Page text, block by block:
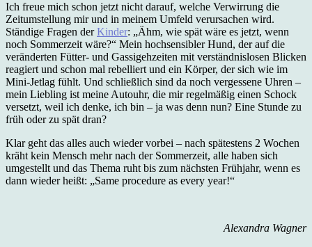
Ich freue mich schon jetzt nicht darauf, welche Verwirrung die
Zeitumstellung mir und in meinem Umfeld verursachen wird.
Ständige Fragen derKinder: „Ähm, wie spät wäre es jetzt, wenn
noch Sommerzeit wäre?“ Mein hochsensibler Hund, der auf die
veränderten Fütter- und Gassigehzeiten mit verständnislosen Blicken
reagiert und schon mal rebelliert und ein Körper, der sich wie im
Mini-Jetlag fühlt. Und schließlich sind da noch vergessene Uhren –
mein Liebling ist meine Autouhr, die mir regelmäßig einen Schock
versetzt, weil ich denke, ich bin – ja was denn nun? Eine Stunde zu
früh oder zu spät dran?
Klar geht das alles auch wieder vorbei – nach spätestens 2 Wochen
kräht kein Mensch mehr nach der Sommerzeit, alle haben sich
umgestellt und das Thema ruht bis zum nächsten Frühjahr, wenn es
dann wieder heißt: „Same procedure as every year!“
Alexandra Wagner